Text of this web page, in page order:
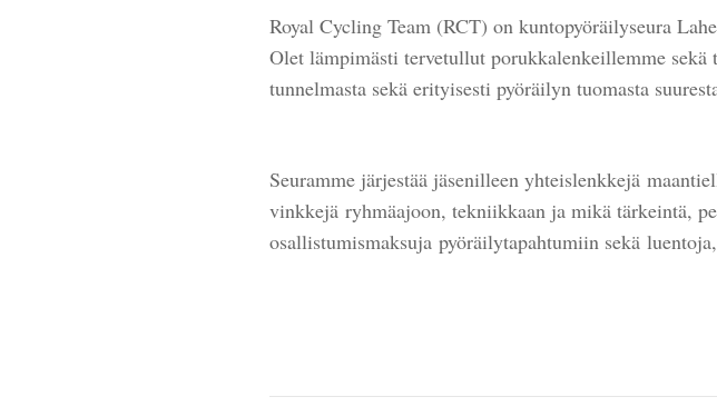
Royal Cycling Team (RCT) on kuntopyöräilyseura
Olet lämpimästi tervetullut porukkalenkeillemme sekä
tunnelmasta sekä erityisesti pyöräilyn tuomasta
Seuramme järjestää jäsenilleen yhteislenkkejä
vinkkejä ryhmäajoon, tekniikkaan ja mikä tärkeintä,
osallistumismaksuja pyöräilytapahtumiin sekä